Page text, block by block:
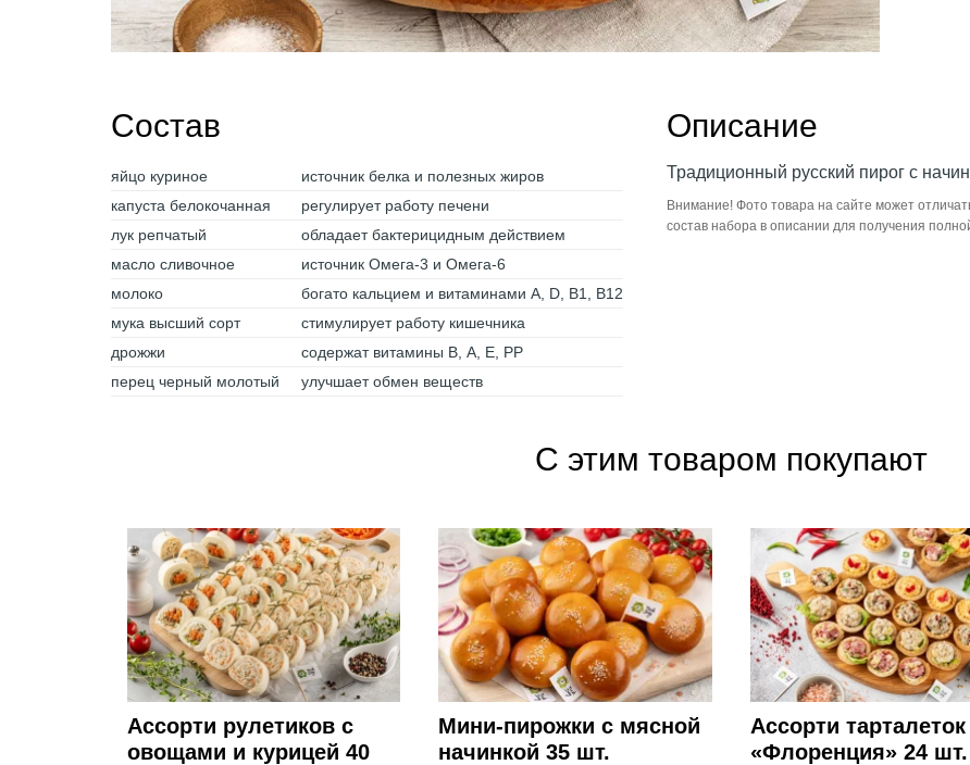
Состав
яйцо куриное
источник белка и полезных жиров
капуста белокочанная
регулирует работу печени
лук репчатый
обладает бактерицидным действием
масло сливочное
источник Омега-3 и Омега-6
молоко
богато кальцием и витаминами A, D, B1, B12
мука высший сорт
стимулирует работу кишечника
дрожжи
содержат витамины В, А, Е, РР
перец черный молотый
улучшает обмен веществ
Описание
Традиционный русский пирог с
Внимание! Фото товара на сайте может
состав набора в описании для получения
С этим товаром покупают
Ассорти рулетиков с
овощами и курицей 40
Мини-пирожки с мясной
начинкой 35 шт.
Ассорти тарталеток
«Флоренция» 24 шт.